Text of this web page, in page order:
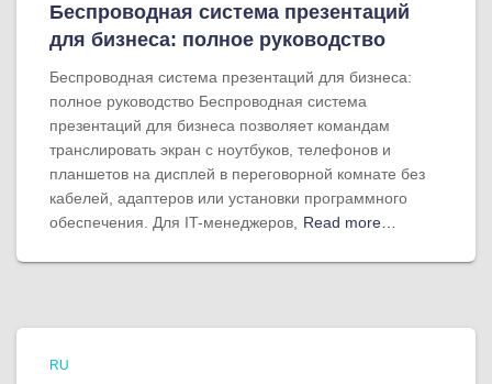
Беспроводная система презентаций
для бизнеса: полное руководство
Беспроводная система презентаций для бизнеса:
полное руководство Беспроводная система
презентаций для бизнеса позволяет командам
транслировать экран с ноутбуков, телефонов и
планшетов на дисплей в переговорной комнате без
кабелей, адаптеров или установки программного
обеспечения. Для IT-менеджеров,
Read more…
RU